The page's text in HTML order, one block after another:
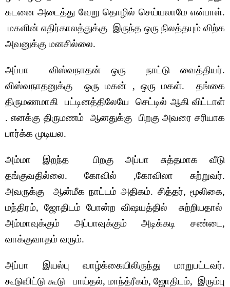
கடனை அடைத்து வேறு தொழில் செய்யலாமே என்பாள்.
மகளின் எதிர்காலத்துக்கு இருந்த ஒரு நிலத்தயும் விற்க
அவனுக்கு மனசில்லை.
அப்பா விஸ்வநாதன் ஒரு நாட்டு வைத்தியர்.
விஸ்வநாதனுக்கு ஒரு மகன் , ஒரு மகள். தங்கை
திருமணமாகி பட்டினத்திலேயே செட்டில் ஆகி விட்டாள்
. எனக்கு திருமணம் ஆனதுக்கு பிறகு அவரை சரியாக
பார்க்க முடியல.
அம்மா இறந்த பிறகு அப்பா சுத்தமாக வீடு
தங்குவதில்லை. கோவில் ,கோவிலா சுற்றுவர்.
அவருக்கு ஆன்மீக நாட்டம் அதிகம். சித்தர், மூலிகை,
மந்திரம், ஜோதிடம் போன்ற விஷயத்தில் சுற்றியதால்
அம்மாவுக்கும் அப்பாவுக்கும் அடிக்கடி சண்டை,
வாக்குவாதம் வரும்.
அப்பா இயல்பு வாழ்க்கையிலிருந்து மாறுபட்டவர்.
கூடுவிட்டு கூடு பாய்தல், மாந்த்ரீகம், ஜோதிடம், இரும்பு